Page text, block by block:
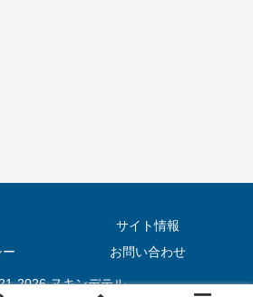
サイト情報
お問い合わせ
2026 ヌキンデテル.